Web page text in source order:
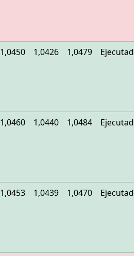
1,0450 1,0426 1,0479 Ejecutado
1,0460 1,0440 1,0484 Ejecutado
1,0453 1,0439 1,0470 Ejecutado